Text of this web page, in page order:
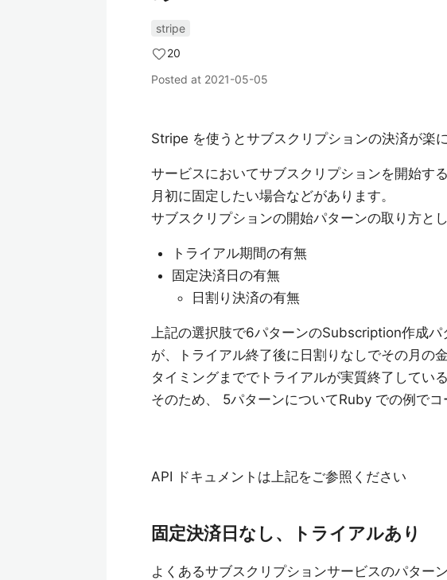
stripe
20
Posted at 2021-05-05
Stripe を使うとサブスクリプションの決済が楽に
サービスにおいてサブスクリプションを開始す
月初に固定したい場合などがあります。
サブスクリプションの開始パターンの取り方と
トライアル期間の有無
固定決済日の有無
日割り決済の有無
上記の選択肢で6パターンのSubscription作成パ
が、トライアル終了後に日割りなしでその月の
タイミングまででトライアルが実質終了してい
そのため、 5パターンについてRuby での例でコ
API ドキュメントは上記をご参照ください
固定決済日なし、トライアルあり
よくあるサブスクリプションサービスのパター